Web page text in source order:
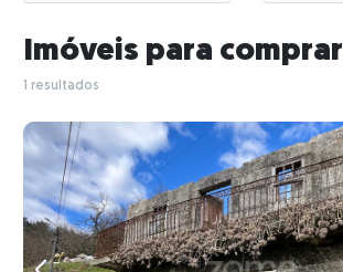
Imóveis para comprar
1 resultados